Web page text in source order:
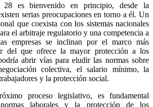
es bienvenido en principio, desde la
serias preocupaciones en torno a él. Un
que coexista con los sistemas nacionales
el arbitraje regulatorio y una competencia a
empresas se inclinan por el marco más
del que ofrece la mayor protección a los
abrir vías para eludir las normas sobre
colectiva, el salario mínimo, la
y la protección social.
proceso legislativo, es fundamental
laborales y la protección de los